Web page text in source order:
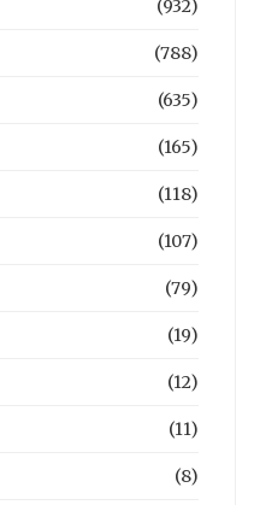
(932)
(788)
(635)
(165)
(118)
(107)
(79)
(19)
(12)
(11)
(8)